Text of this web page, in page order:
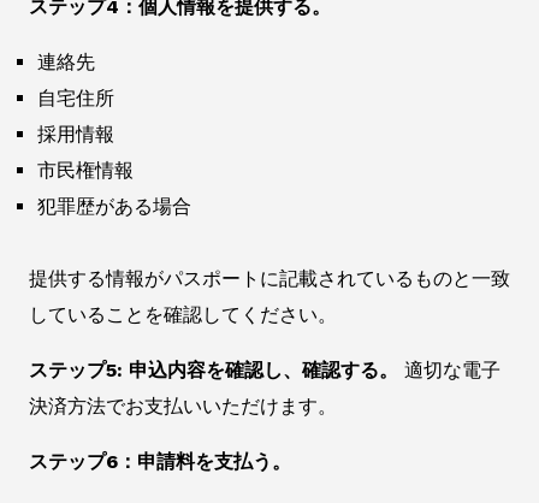
ステップ4：個人情報を提供する。
連絡先
自宅住所
採用情報
市民権情報
犯罪歴がある場合
提供する情報がパスポートに記載されているものと一致
していることを確認してください。
ステップ5: 申込内容を確認し、確認する。
適切な電子
決済方法でお支払いいただけます。
ステップ6：申請料を支払う。